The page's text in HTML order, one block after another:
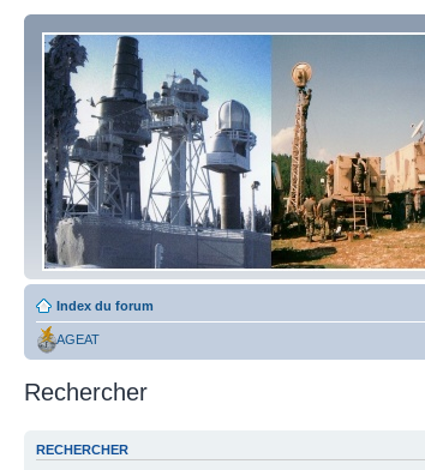
Index du forum
AGEAT
Rechercher
RECHERCHER